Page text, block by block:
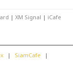
| XM Signal | iCafe
| SiamCafe
|